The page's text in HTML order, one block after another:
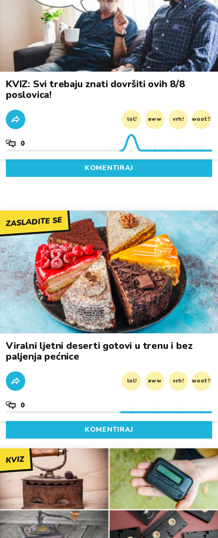
KVIZ: Svi trebaju znati dovršiti ovih 8/8
poslovica!
lol! aww vrh! woot?!
0
KOMENTIRAJ
ZASLADITE SE
Viralni ljetni deserti gotovi u trenu i bez
paljenja pećnice
lol! aww vrh! woot?!
0
KOMENTIRAJ
KVIZ